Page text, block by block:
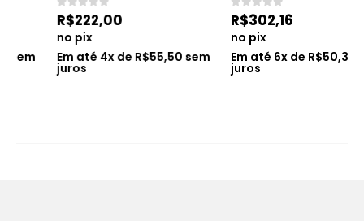
222,00
Em até4x deR$55,50sem
302,16
Em até6x deR$50,36sem